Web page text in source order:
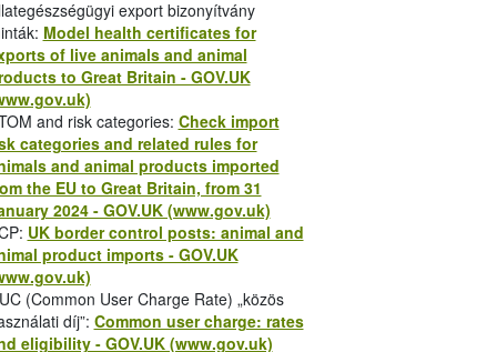
export bizonyítvány
Model health certificates for
of live animals and animal
to Great Britain - GOV.UK
and risk categories: Check import
categories and related rules for
and animal products imported
the EU to Great Britain, from 31
2024 - GOV.UK (www.gov.uk)
UK border control posts: animal and
product imports - GOV.UK
(Common User Charge Rate) „közös
díj”: Common user charge: rates
eligibility - GOV.UK (www.gov.uk)
for-hauliers.hu
the-eu-and-great-britain.hu
is. A magyar felirattal közzétett
el:
2021_December_BordersOPModel.
alkalmazandó import-szabályok
2021. január 1-jétől ideiglenesen
szerint az Egyesült Királyság és az EU